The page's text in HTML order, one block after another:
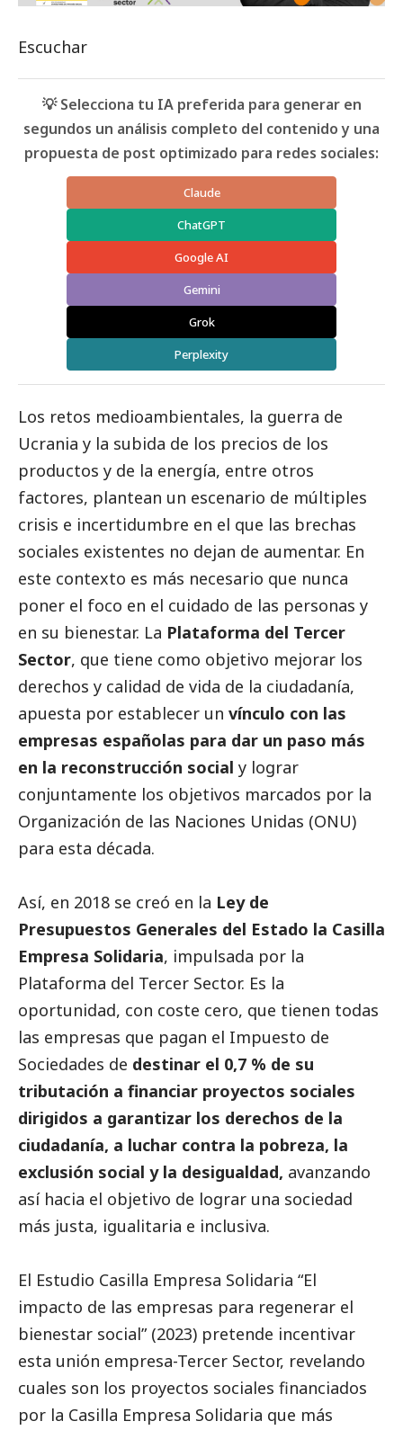
Escuchar
💡 Selecciona tu IA preferida para generar en
segundos un análisis completo del contenido y una
propuesta de post optimizado para redes sociales:
Claude
ChatGPT
Google AI
Gemini
Grok
Perplexity
Los retos medioambientales, la guerra de
Ucrania y la subida de los precios de los
productos y de la energía, entre otros
factores, plantean un escenario de múltiples
crisis e incertidumbre en el que las brechas
sociales existentes no dejan de aumentar. En
este contexto es más necesario que nunca
poner el foco en el cuidado de las personas y
en su bienestar. La Plataforma del Tercer
Sector, que tiene como objetivo mejorar los
derechos y calidad de vida de la ciudadanía,
apuesta por establecer un vínculo con las
empresas españolas para dar un paso más
en la reconstrucción social y lograr
conjuntamente los objetivos marcados por la
Organización de las Naciones Unidas (ONU)
para esta década.
Así, en 2018 se creó en la Ley de
Presupuestos Generales del Estado la Casilla
Empresa Solidaria, impulsada por la
Plataforma del Tercer Sector. Es la
oportunidad, con coste cero, que tienen todas
las empresas que pagan el Impuesto de
Sociedades de destinar el 0,7 % de su
tributación a financiar proyectos sociales
dirigidos a garantizar los derechos de la
ciudadanía, a luchar contra la pobreza, la
exclusión social y la desigualdad, avanzando
así hacia el objetivo de lograr una sociedad
más justa, igualitaria e inclusiva.
El Estudio Casilla Empresa Solidaria “El
impacto de las empresas para regenerar el
bienestar social” (2023) pretende incentivar
esta unión empresa-Tercer Sector, revelando
cuales son los proyectos sociales financiados
por la Casilla Empresa Solidaria que más